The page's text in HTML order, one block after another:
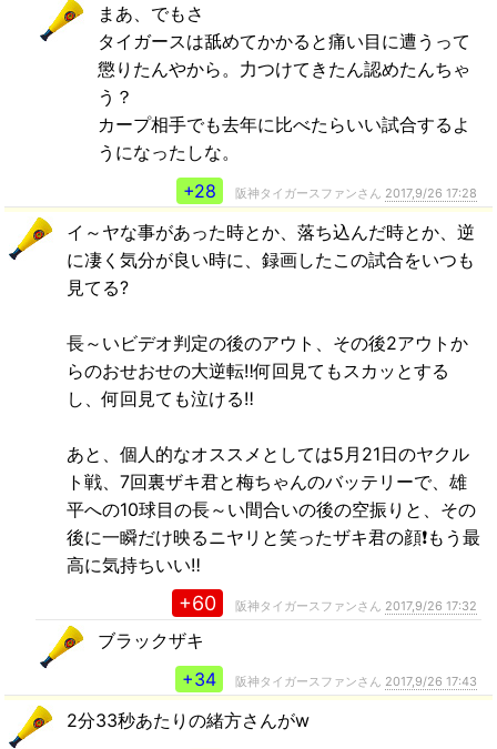
まあ、でもさ
タイガースは舐めてかかると痛い目に遭うって
懲りたんやから。力つけてきたん認めたんちゃ
う？
カープ相手でも去年に比べたらいい試合するよ
うになったしな。
+28
阪神タイガースファンさん 2017,9/26 17:28
イ～ヤな事があった時とか、落ち込んだ時とか、逆
に凄く気分が良い時に、録画したこの試合をいつも
見てる?
長～いビデオ判定の後のアウト、その後2アウトか
らのおせおせの大逆転‼何回見てもスカッとする
し、何回見ても泣ける‼
あと、個人的なオススメとしては5月21日のヤクル
ト戦、7回裏ザキ君と梅ちゃんのバッテリーで、雄
平への10球目の長～い間合いの後の空振りと、その
後に一瞬だけ映るニヤリと笑ったザキ君の顔❗もう最
高に気持ちいい‼
+60 阪神タイガースファンさん 2017,9/26 17:32
ブラックザキ
+34
阪神タイガースファンさん 2017,9/26 17:43
2分33秒あたりの緒方さんがw